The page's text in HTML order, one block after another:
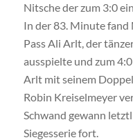
Nitsche der zum 3:0
In der 83. Minute fand
Pass Ali Arlt, der
ausspielte und zum
Arlt mit seinem
Robin Kreiselmeyer
Schwand gewann
Siegesserie fort.